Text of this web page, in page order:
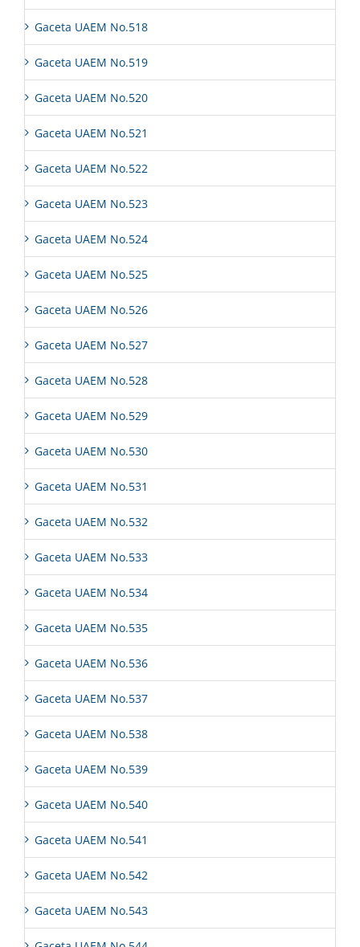
Gaceta UAEM No.518
Gaceta UAEM No.519
Gaceta UAEM No.520
Gaceta UAEM No.521
Gaceta UAEM No.522
Gaceta UAEM No.523
Gaceta UAEM No.524
Gaceta UAEM No.525
Gaceta UAEM No.526
Gaceta UAEM No.527
Gaceta UAEM No.528
Gaceta UAEM No.529
Gaceta UAEM No.530
Gaceta UAEM No.531
Gaceta UAEM No.532
Gaceta UAEM No.533
Gaceta UAEM No.534
Gaceta UAEM No.535
Gaceta UAEM No.536
Gaceta UAEM No.537
Gaceta UAEM No.538
Gaceta UAEM No.539
Gaceta UAEM No.540
Gaceta UAEM No.541
Gaceta UAEM No.542
Gaceta UAEM No.543